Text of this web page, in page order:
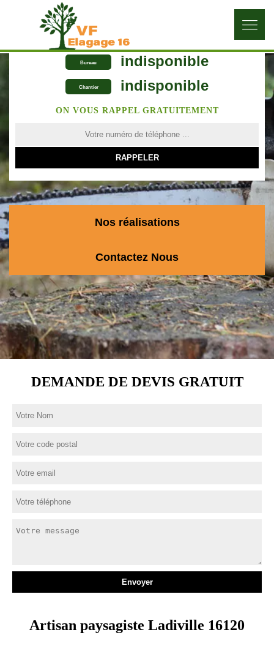
Bureau indisponible
Chantier indisponible
ON VOUS RAPPEL GRATUITEMENT
Nos réalisations
Contactez Nous
DEMANDE DE DEVIS GRATUIT
Artisan paysagiste Ladiville 16120